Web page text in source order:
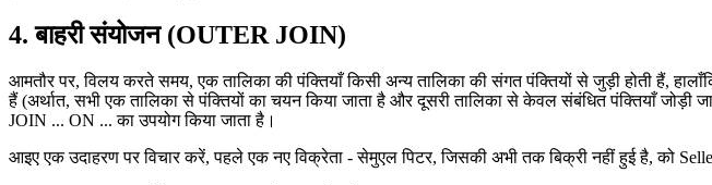
4. बाहरी संयोजन (OUTER JOIN)
आमतौर पर, विलय करते समय, एक तालिका की पंक्तियाँ किसी अन्य तालिका की संगत पंक्तियों से जुड़ी होती हैं,
हैं (अर्थात, सभी एक तालिका से पंक्तियों का चयन किया जाता है और दूसरी तालिका से केवल संबंधित पंक्तियाँ
JOIN ... ON ... का उपयोग किया जाता है।
आइए एक उदाहरण पर विचार करें, पहले एक नए विक्रेता - सेमुएल पिटर, जिसकी अभी तक बिक्री नहीं हुई है, को